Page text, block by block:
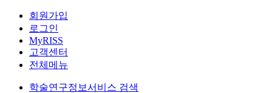
회원가입
로그인
MyRISS
고객센터
전체메뉴
학술연구정보서비스 검색